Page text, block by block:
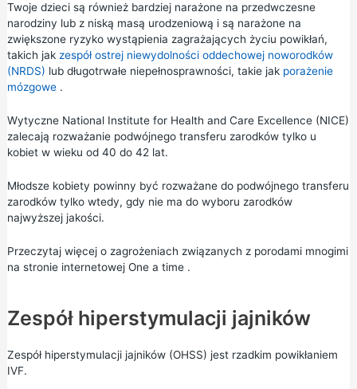
Twoje dzieci są również bardziej narażone na przedwczesne
narodziny lub z niską masą urodzeniową i są narażone na
zwiększone ryzyko wystąpienia zagrażających życiu powikłań,
takich jak zespół ostrej niewydolności oddechowej noworodków
(NRDS) lub długotrwałe niepełnosprawności, takie jak porażenie
mózgowe.
Wytyczne National Institute for Health and Care Excellence (NICE)
zalecają rozważanie podwójnego transferu zarodków tylko u
kobiet w wieku od 40 do 42 lat.
Młodsze kobiety powinny być rozważane do podwójnego transferu
zarodków tylko wtedy, gdy nie ma do wyboru zarodków
najwyższej jakości.
Przeczytaj więcej o zagrożeniach związanych z porodami mnogimi
na stronie internetowej One a time.
Zespół hiperstymulacji jajników
Zespół hiperstymulacji jajników (OHSS) jest rzadkim powikłaniem
IVF.